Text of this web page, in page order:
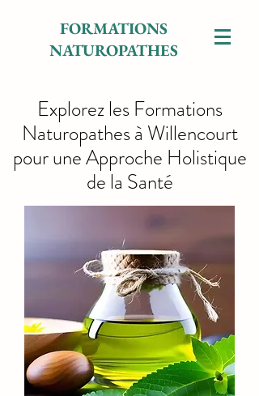
FORMATIONS
NATUROPATHES
Explorez les Formations
Naturopathes à Willencourt
pour une Approche Holistique
de la Santé